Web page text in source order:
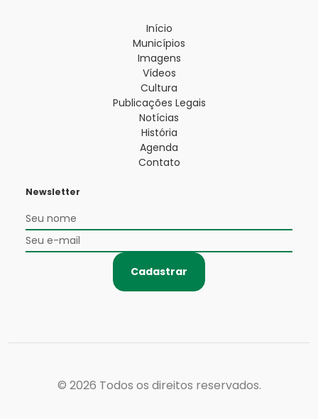
Início
Municípios
Imagens
Vídeos
Cultura
Publicações Legais
Notícias
História
Agenda
Contato
Newsletter
Cadastrar
© 2026 Todos os direitos reservados.